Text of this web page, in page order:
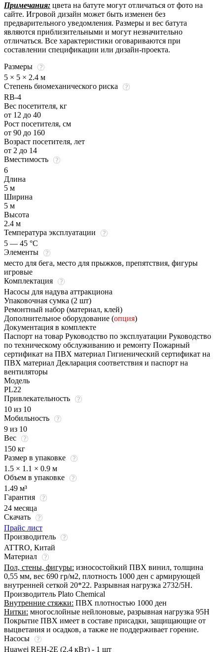
Примечания: цвета на батуте могут отличаться от фото на
сайте. Игровой дизайн может быть изменен без
предварительного уведомления. Размеры и вес батута
являются приблизительными и могут незначительно
отличаться. Все характеристики оговариваются при
составлении спецификации или дизайн-проекта.
Размеры
5 × 5 × 2.4 м
Степень биомеханического риска
RB-4
Вес посетителя, кг
от 12 до 40
Рост посетителя, см
от 90 до 160
Возраст посетителя, лет
от 2 до 14
Вместимость
6
Длина
5 м
Ширина
5 м
Высота
2.4 м
Температура эксплуатации
5 — 45 °C
Элементы
место для бега, место для прыжков, препятствия, фигуры
игровые
Комплектация
Насосы для надува аттракциона
Упаковочная сумка (2 шт)
Ремонтный набор (материал, клей)
Дополнительное оборудование (опция)
Документация в комплекте
Паспорт на товар Руководство по эксплуатации Руководство
по техническому обслуживанию и ремонту Пожарный
сертификат на ПВХ материал Гигиенический сертификат на
ПВХ материал Декларация соответствия и паспорт на
вентиляторы
Модель
PL22
Привлекательность
10 из 10
Мобильность
9 из 10
Вес
150 кг
Размер в упаковке
1.5 × 1.1 × 0.9 м
Объем в упаковке
1.49 м³
Гарантия
24 месяца
Скачать
Прайс лист
Производитель
ATTRO, Китай
Материал
Пол, стены, фигуры: износостойкий ПВХ винил, толщина
0,55 мм, вес 690 гр/м2, плотность 1000 ден с армирующей
внутренней сеткой 20*22. Разрывная нагрузка 2732/5Н.
Производитель Plato Chemical
Внутренние стяжки: ПВХ плотностью 1000 ден
Нитки: многослойные нейлоновые, разрывная нагрузка 95Н
Покрытие ПВХ имеет в составе присадки, защищающие от
выцветания и осадков, а также не поддерживает горение.
Насосы
Huawei REH-2E (2.4 кВт) - 1 шт